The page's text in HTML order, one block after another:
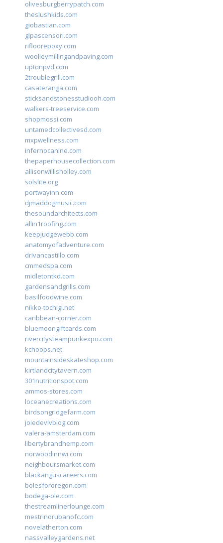
olivesburgberrypatch.com
theslushkids.com
giobastian.com
glpascensori.com
rifloorepoxy.com
woolleymillingandpaving.com
uptonpvd.com
2troublegrill.com
casateranga.com
sticksandstonesstudiooh.com
walkers-treeservice.com
shopmossi.com
untamedcollectivesd.com
mxpwellness.com
infernocanine.com
thepaperhousecollection.com
allisonwillisholley.com
solslite.org
portwayinn.com
djmaddogmusic.com
thesoundarchitects.com
allin1roofing.com
keepjudgewebb.com
anatomyofadventure.com
drivancastillo.com
cmmedspa.com
midletontkd.com
gardensandgrills.com
basilfoodwine.com
nikko-tochigi.net
caribbean-corner.com
bluemoongiftcards.com
rivercitysteampunkexpo.com
kchoops.net
mountainsideskateshop.com
kirtlandcitytavern.com
301nutritionspot.com
ammos-stores.com
loceanecreations.com
birdsongridgefarm.com
joiedevivblog.com
valera-amsterdam.com
libertybrandhemp.com
norwoodinnwi.com
neighboursmarket.com
blackanguscareers.com
bolesfororegon.com
bodega-ole.com
thestreamlinerlounge.com
mestrinorubanofc.com
novelatherton.com
nassvalleygardens.net